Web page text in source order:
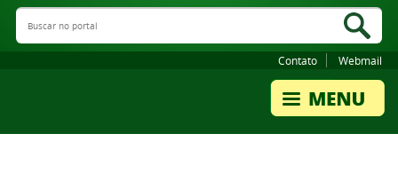
Buscar no portal
Contato Webmail